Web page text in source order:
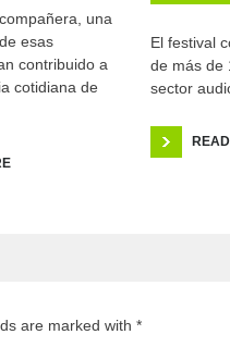
una
esas
contribuido a
cotidiana de
El festival
de más de
sector
are marked with *